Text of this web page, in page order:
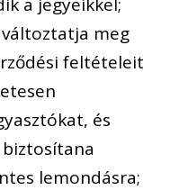
meg
feltételeit
és
lemondásra;